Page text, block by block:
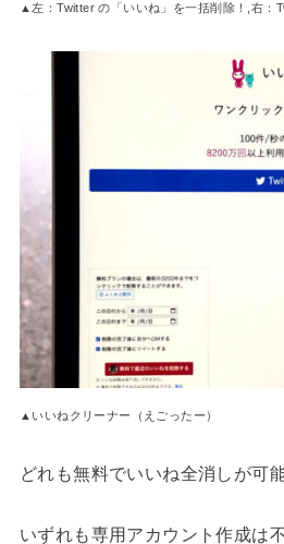
▲左：Twitter の「いいね」を一括削除！,右：
▲いいねクリーナー（えごったー）
どれも無料でいいね全消しが可
いずれも専用アカウント作成は